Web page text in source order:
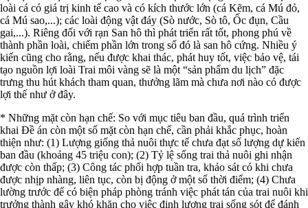
loài cá có giá trị kinh tế cao và có kích thước lớn (cá Kẽm, cá Mú đỏ,
cá Mú sao,...); các loài động vật đáy (Sò nước, Sò tô, Ốc đụn, Cầu
gai,...). Riêng đối với rạn San hô thì phát triển rất tốt, phong phú về
thành phần loài, chiếm phần lớn trong số đó là san hô cứng. Nhiều ý
kiến cũng cho rằng, nếu được khai thác, phát huy tốt, việc bảo vệ, tái
tạo nguồn lợi loài Trai môi vàng sẽ là một “sản phẩm du lịch” đặc
trưng thu hút khách tham quan, thưởng lãm mà chưa nơi nào có được
lợi thế như ở đây.
* Những mặt còn hạn chế: So với mục tiêu ban đầu, quá trình triển
khai Đề án còn một số mặt còn hạn chế, cần phải khắc phục, hoàn
thiện như: (1) Lượng giống thả nuôi thực tế chưa đạt số lượng dự kiến
ban đầu (khoảng 45 triệu con); (2) Tỷ lệ sống trai thả nuôi ghi nhận
được còn thấp; (3) Công tác phối hợp tuần tra, khảo sát có khi chưa
được nhịp nhàng, liên tục, còn bị động ở một số thời điểm; (4) Chưa
lường trước để có biện pháp phòng tránh việc phát tán của trai nuôi khi
trưởng thành gây khó khăn cho việc định lượng trai sống sót để đánh